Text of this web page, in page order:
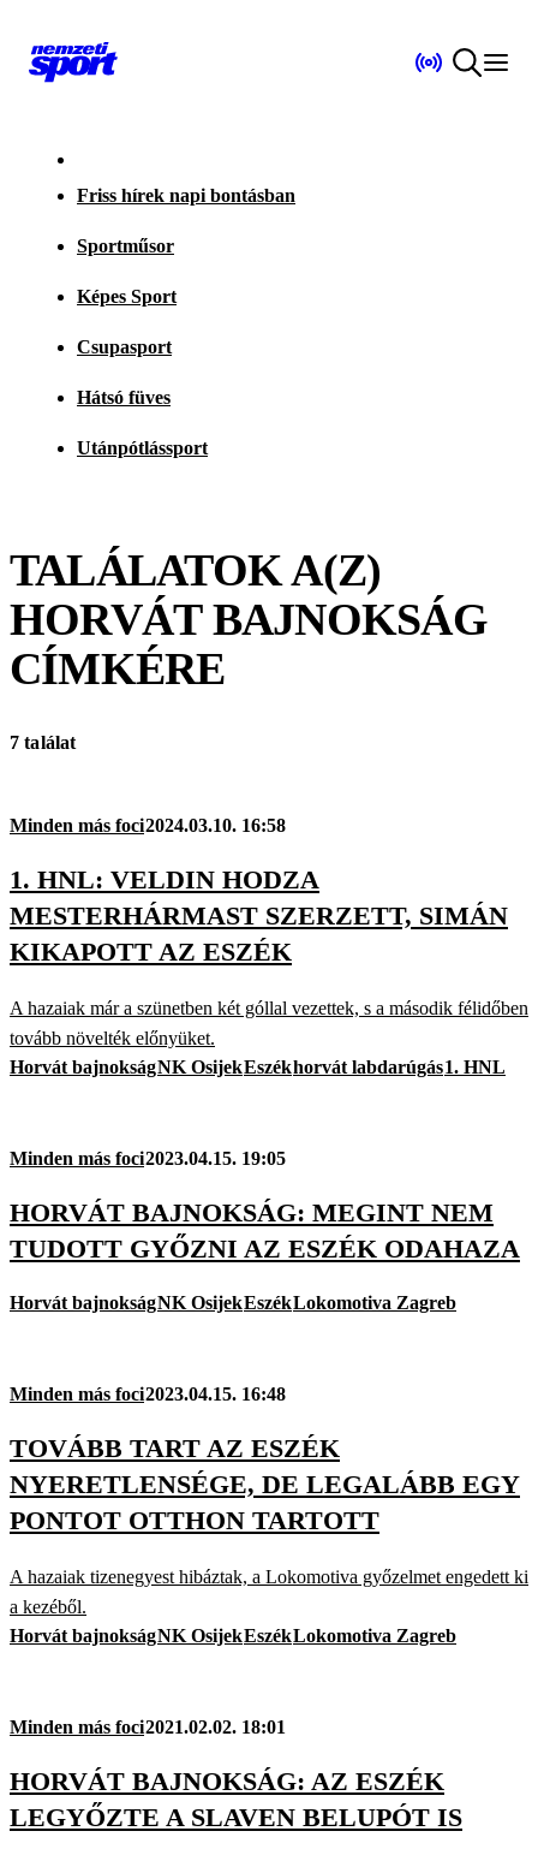
Friss hírek napi bontásban
Sportműsor
Képes Sport
Csupasport
Hátsó füves
Utánpótlássport
TALÁLATOK A(Z)
HORVÁT BAJNOKSÁG
CÍMKÉRE
7 találat
Minden más foci2024.03.10. 16:58
1. HNL: VELDIN HODZA
MESTERHÁRMAST SZERZETT, SIMÁN
KIKAPOTT AZ ESZÉK
A hazaiak már a szünetben két góllal vezettek, s a második félidőben
tovább növelték előnyüket.
Horvát bajnokságNK OsijekEszékhorvát labdarúgás1. HNL
Minden más foci2023.04.15. 19:05
HORVÁT BAJNOKSÁG: MEGINT NEM
TUDOTT GYŐZNI AZ ESZÉK ODAHAZA
Horvát bajnokságNK OsijekEszékLokomotiva Zagreb
Minden más foci2023.04.15. 16:48
TOVÁBB TART AZ ESZÉK
NYERETLENSÉGE, DE LEGALÁBB EGY
PONTOT OTTHON TARTOTT
A hazaiak tizenegyest hibáztak, a Lokomotiva győzelmet engedett ki
a kezéből.
Horvát bajnokságNK OsijekEszékLokomotiva Zagreb
Minden más foci2021.02.02. 18:01
HORVÁT BAJNOKSÁG: AZ ESZÉK
LEGYŐZTE A SLAVEN BELUPÓT IS